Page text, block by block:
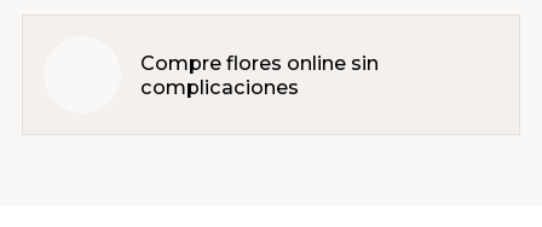
Compre flores online sin
complicaciones